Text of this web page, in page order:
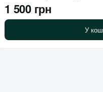
1 500 грн
У